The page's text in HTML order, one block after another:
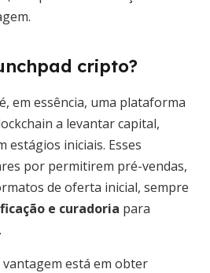
cripto?
em essência, uma plataforma
a levantar capital,
iniciais. Esses
por permitirem pré-vendas,
de oferta inicial, sempre
e curadoria para
está em obter